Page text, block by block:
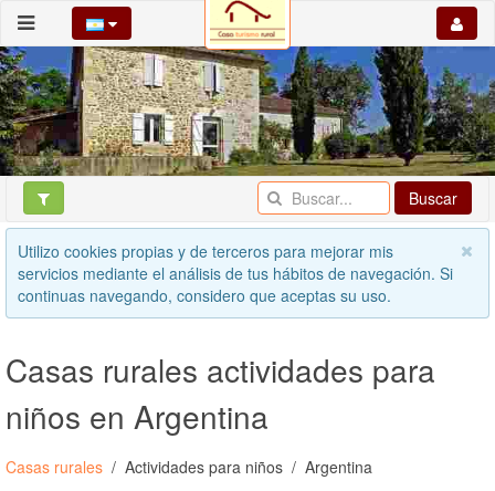
Buscar
Utilizo cookies propias y de terceros para mejorar mis
servicios mediante el análisis de tus hábitos de navegación. Si
continuas navegando, considero que aceptas su uso.
Casas rurales actividades para
niños en Argentina
Casas rurales Actividades para niños Argentina